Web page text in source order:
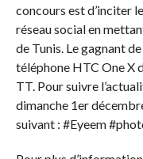
concours est d’inciter
réseau social en
de Tunis. Le gagnant
téléphone HTC One X
TT. Pour suivre
dimanche 1er
suivant : #Eyeem